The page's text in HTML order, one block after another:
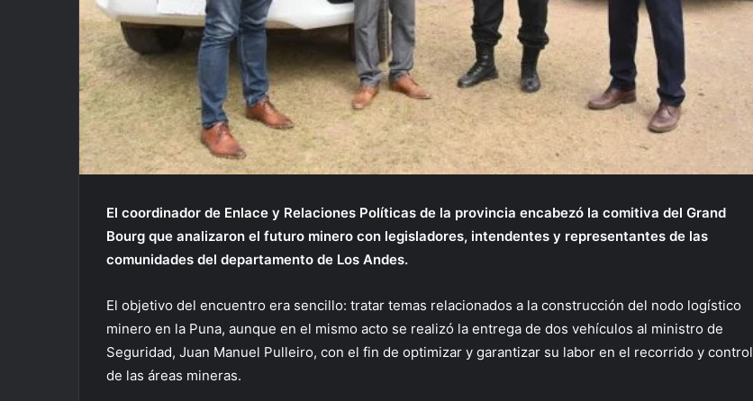
El coordinador de Enlace y Relaciones Políticas de la provincia encabezó la comitiva del Grand
Bourg que analizaron el futuro minero con legisladores, intendentes y representantes de las
comunidades del departamento de Los Andes.
El objetivo del encuentro era sencillo: tratar temas relacionados a la construcción del nodo logístico
minero en la Puna, aunque en el mismo acto se realizó la entrega de dos vehículos al ministro de
Seguridad, Juan Manuel Pulleiro, con el fin de optimizar y garantizar su labor en el recorrido y control
de las áreas mineras.